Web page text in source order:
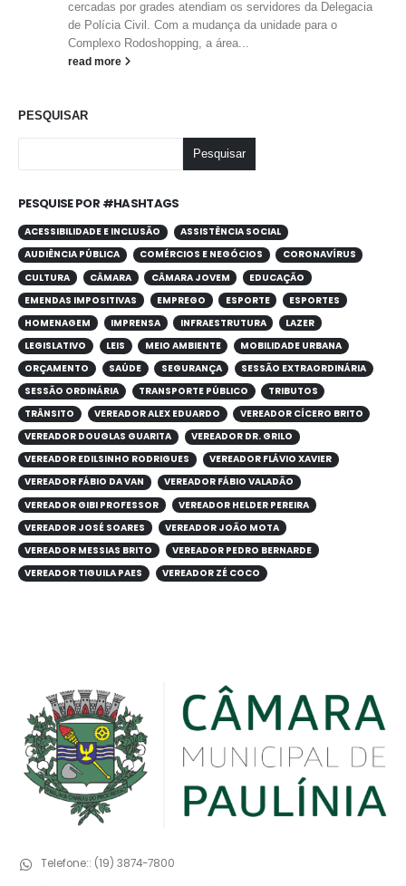
cercadas por grades atendiam os servidores da Delegacia
de Polícia Civil. Com a mudança da unidade para o
Complexo Rodoshopping, a área...
read more
PESQUISAR
Pesquisar
PESQUISE POR #HASHTAGS
ACESSIBILIDADE E INCLUSÃO
ASSISTÊNCIA SOCIAL
AUDIÊNCIA PÚBLICA
COMÉRCIOS E NEGÓCIOS
CORONAVÍRUS
CULTURA
CÂMARA CÂMARA JOVEM
EDUCAÇÃO
EMENDAS IMPOSITIVAS
EMPREGO ESPORTE
ESPORTES
HOMENAGEM
IMPRENSA INFRAESTRUTURA
LAZER
LEGISLATIVO
LEIS MEIO AMBIENTE
MOBILIDADE URBANA
ORÇAMENTO
SAÚDE SEGURANÇA
SESSÃO EXTRAORDINÁRIA
SESSÃO ORDINÁRIA
TRANSPORTE PÚBLICO
TRIBUTOS
TRÂNSITO
VEREADOR ALEX EDUARDO
VEREADOR CÍCERO BRITO
VEREADOR DOUGLAS GUARITA
VEREADOR DR. GRILO
VEREADOR EDILSINHO RODRIGUES
VEREADOR FLÁVIO XAVIER
VEREADOR FÁBIO DA VAN
VEREADOR FÁBIO VALADÃO
VEREADOR GIBI PROFESSOR
VEREADOR HELDER PEREIRA
VEREADOR JOSÉ SOARES
VEREADOR JOÃO MOTA
VEREADOR MESSIAS BRITO
VEREADOR PEDRO BERNARDE
VEREADOR TIGUILA PAES
VEREADOR ZÉ COCO
Telefone:: (19) 3874-7800